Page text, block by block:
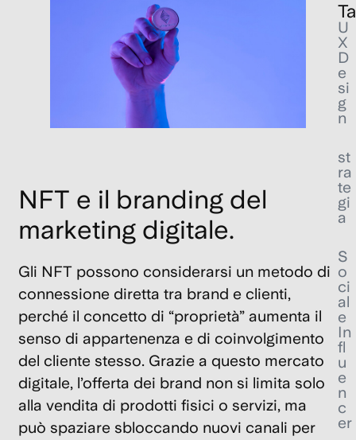
NFT e il branding del
marketing digitale.
Gli NFT possono considerarsi un metodo di
connessione diretta tra brand e clienti,
perché il concetto di “proprietà” aumenta il
senso di appartenenza e di coinvolgimento
del cliente stesso. Grazie a questo mercato
digitale, l’offerta dei brand non si limita solo
alla vendita di prodotti fisici o servizi, ma
può spaziare sbloccando nuovi canali per
U
X
D
e
si
g
n
st
ra
te
gi
a
S
o
ci
al
e
In
fl
u
e
n
c
er